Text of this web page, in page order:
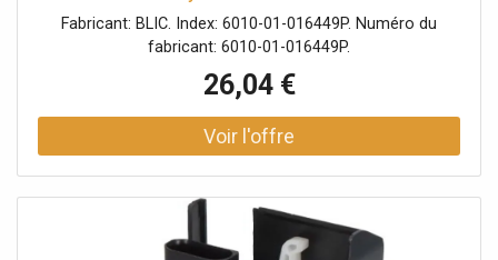
Fabricant: BLIC. Index: 6010-01-016449P. Numéro du
fabricant: 6010-01-016449P.
26,04 €